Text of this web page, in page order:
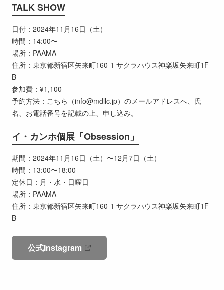
TALK SHOW
日付：2024年11月16日（土）
時間：14:00〜
場所：PAAMA
住所：東京都新宿区矢来町160-1 サクラハウス神楽坂矢来町1F-
B
参加費：¥1,100
予約方法：こちら（info@mdllc.jp）のメールアドレスへ、氏
名、お電話番号を記載の上、申し込み。
イ・カンホ個展「Obsession」
期間：2024年11月16日（土）〜12月7日（土）
時間：13:00〜18:00
定休日：月・水・日曜日
場所：PAAMA
住所：東京都新宿区矢来町160-1 サクラハウス神楽坂矢来町1F-
B
公式Instagram